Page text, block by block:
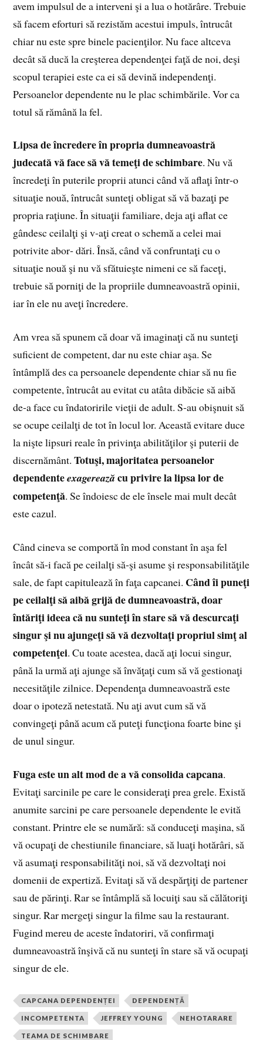
avem impulsul de a interveni şi a lua o hotărâre. Trebuie
să facem eforturi să rezistăm acestui impuls, întrucât
chiar nu este spre binele pacienţilor. Nu face altceva
decât să ducă la creşterea dependenţei faţă de noi, deşi
scopul terapiei este ca ei să devină independenţi.
Persoanelor dependente nu le plac schimbările. Vor ca
totul să rămână la fel.
Lipsa de încredere în propria dumneavoastră
judecată vă face să vă temeţi de schimbare. Nu vă
încredeţi în puterile proprii atunci când vă aflaţi într‑o
situaţie nouă, întrucât sunteţi obligat să vă bazaţi pe
propria raţiune. În situaţii familiare, deja aţi aflat ce
gândesc ceilalţi şi v‑aţi creat o schemă a celei mai
potrivite abor‑ dări. Însă, când vă confruntaţi cu o
situaţie nouă şi nu vă sfătuieşte nimeni ce să faceţi,
trebuie să porniţi de la propriile dumneavoastră opinii,
iar în ele nu aveţi încredere.
Am vrea să spunem că doar vă imaginaţi că nu sunteţi
suficient de competent, dar nu este chiar aşa. Se
întâmplă des ca persoanele dependente chiar să nu fie
competente, întrucât au evitat cu atâta dibăcie să aibă
de‑a face cu îndatoririle vieţii de adult. S‑au obişnuit să
se ocupe ceilalţi de tot în locul lor. Această evitare duce
la nişte lipsuri reale în privinţa abilităţilor şi puterii de
discernământ. Totuşi, majoritatea persoanelor
dependenteexagerează cu privire la lipsa lor de
competenţă. Se îndoiesc de ele însele mai mult decât
este cazul.
Când cineva se comportă în mod constant în aşa fel
încât să‑i facă pe ceilalţi să‑şi asume şi responsabilităţile
sale, de fapt capitulează în faţa capcanei. Când îi puneţi
pe ceilalţi să aibă grijă de dumneavoastră, doar
întăriţi ideea că nu sunteţi în stare să vă descurcaţi
singur şi nu ajungeţi să vă dezvoltaţi propriul simţ al
competenţei. Cu toate acestea, dacă aţi locui singur,
până la urmă aţi ajunge să învăţaţi cum să vă gestionaţi
necesităţile zilnice. Dependenţa dumneavoastră este
doar o ipoteză netestată. Nu aţi avut cum să vă
convingeţi până acum că puteţi funcţiona foarte bine şi
de unul singur.
Fuga este un alt mod de a vă consolida capcana.
Evitaţi sarcinile pe care le consideraţi prea grele. Există
anumite sarcini pe care persoanele dependente le evită
constant. Printre ele se numără: să conduceţi maşina, să
vă ocupaţi de chestiunile financiare, să luaţi hotărâri, să
vă asumaţi responsabilităţi noi, să vă dezvoltaţi noi
domenii de expertiză. Evitaţi să vă despărţiţi de partener
sau de părinţi. Rar se întâmplă să locuiţi sau să călătoriţi
singur. Rar mergeţi singur la filme sau la restaurant.
Fugind mereu de aceste îndatoriri, vă confirmaţi
dumneavoastră înşivă că nu sunteţi în stare să vă ocupaţi
singur de ele.
CAPCANA DEPENDENȚEI DEPENDENȚĂ
INCOMPETENTA JEFFREY YOUNG NEHOTARARE
TEAMA DE SCHIMBARE